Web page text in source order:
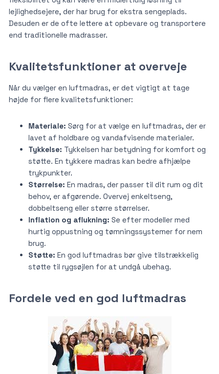
lejlighedsejere, der har brug for ekstra sengeplads.
Desuden er de ofte lettere at opbevare og transportere
end traditionelle madrasser.
Kvalitetsfunktioner at overveje
Når du vælger en luftmadras, er det vigtigt at tage
højde for flere kvalitetsfunktioner:
Materiale: Sørg for at vælge en luftmadras, der er
lavet af holdbare og vandafvisende materialer.
Tykkelse: Tykkelsen har betydning for komfort og
støtte. En tykkere madras kan bedre afhjælpe
trykpunkter.
Størrelse: En madras, der passer til dit rum og dit
behov, er afgørende. Overvej enkeltseng,
dobbeltseng eller større størrelser.
Inflation og aflukning: Se efter modeller med
hurtig oppustning og tømningssystemer for nem
brug.
Støtte: En god luftmadras bør give tilstrækkelig
støtte til rygsøjlen for at undgå ubehag.
Fordele ved en god luftmadras